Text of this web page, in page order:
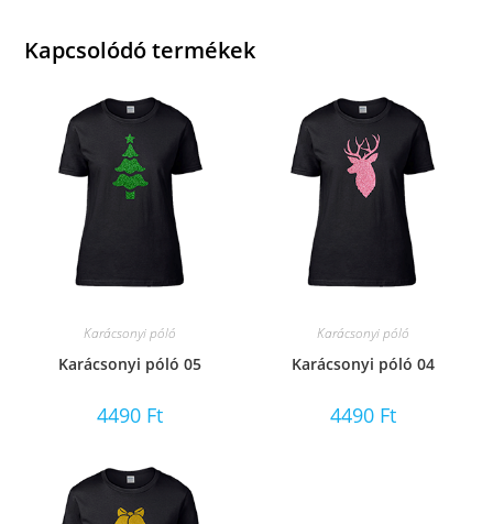
Kapcsolódó termékek
Karácsonyi póló
Karácsonyi póló 05
4490 Ft
Karácsonyi póló
Karácsonyi póló 04
4490 Ft